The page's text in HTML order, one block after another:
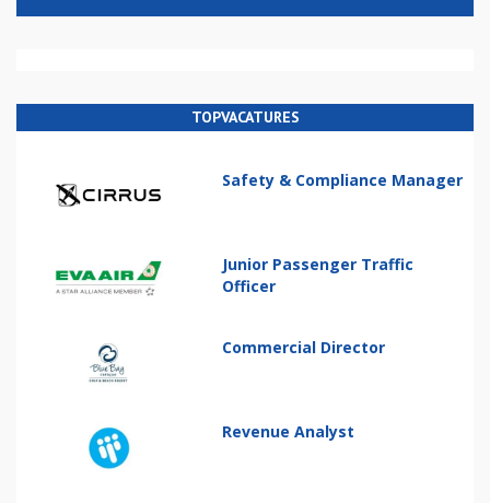
TOPVACATURES
Safety & Compliance Manager
Junior Passenger Traffic
Officer
Commercial Director
Revenue Analyst